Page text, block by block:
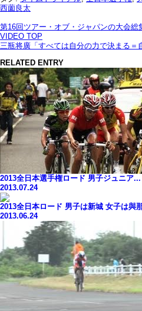
西薗良太
第16回ツアー・オブ・ジャパンの大会
VIDEO TOP
三瓶将廣「すべては自分の力で決まる＝
RELATED ENTRY
2013全日本選手権ロード 男子ジュニア...
2013.07.24
2013全日本ロード 男子は新城 女子は與
2013.06.24